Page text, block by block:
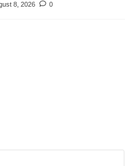
8, 2026
0